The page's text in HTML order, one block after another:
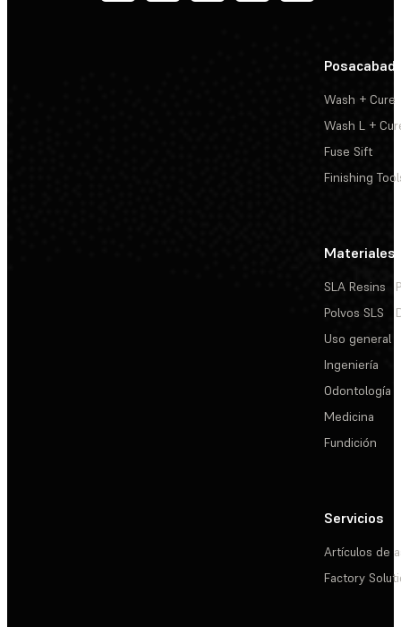
Wash + Cure
Wash L +
Fuse Sift
Finishing
Materiales
SLA Resins
Polvos SLS
Uso general
Ingeniería
Odontología
Medicina
Fundición
Servicios
Artículos de
Factory